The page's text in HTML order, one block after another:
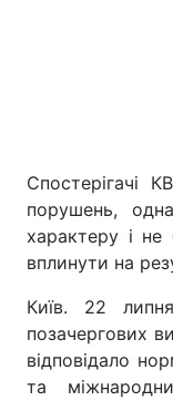
Спостерігачі
порушень,
характеру і
вплинути на
Київ. 22
позачергових
відповідало
та